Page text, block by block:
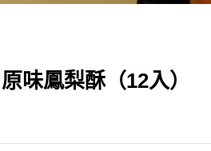
味鳳梨酥（12入）